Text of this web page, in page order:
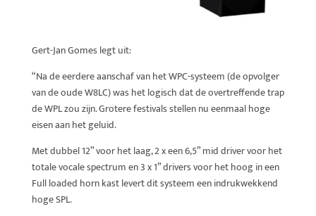
Gert-Jan Gomes legt uit:
“Na de eerdere aanschaf van het WPC-systeem (de opvolger
van de oude W8LC) was het logisch dat de overtreffende trap
de WPL zou zijn. Grotere festivals stellen nu eenmaal hoge
eisen aan het geluid.
Met dubbel 12” voor het laag, 2 x een 6,5” mid driver voor het
totale vocale spectrum en 3 x 1” drivers voor het hoog in een
Full loaded horn kast levert dit systeem een indrukwekkend
hoge SPL.